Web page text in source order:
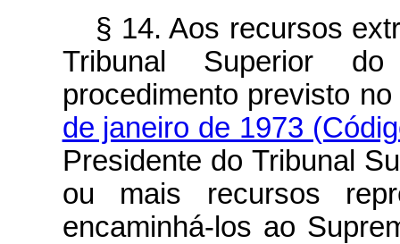
§ 14. Aos recursos
Tribunal Superior
procedimento previsto
de janeiro de 1973
Presidente do Tribunal
ou mais recursos
encaminhá-los ao